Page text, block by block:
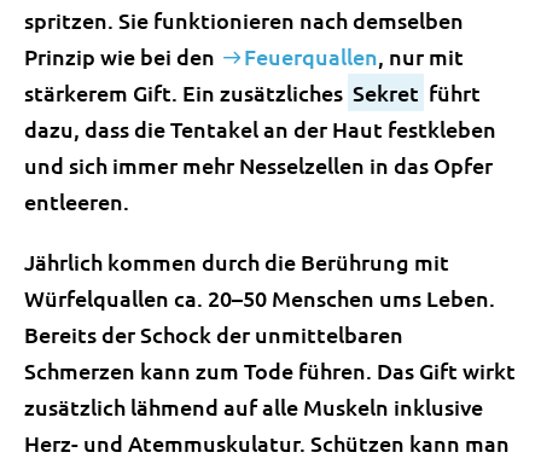
spritzen. Sie funktionieren nach demselben
Prinzip wie bei den
Feuerquallen, nur mit
stärkerem Gift. Ein zusätzliches Sekret führt
dazu, dass die Tentakel an der Haut festkleben
und sich immer mehr Nesselzellen in das Opfer
entleeren.
Jährlich kommen durch die Berührung mit
Würfelquallen ca. 20–50 Menschen ums Leben.
Bereits der Schock der unmittelbaren
Schmerzen kann zum Tode führen. Das Gift wirkt
zusätzlich lähmend auf alle Muskeln inklusive
Herz- und Atemmuskulatur. Schützen kann man